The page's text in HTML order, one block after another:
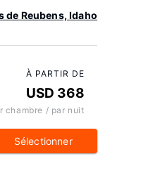
de Reubens, Idaho
À PARTIR DE
USD 368
chambre / par nuit
Sélectionner